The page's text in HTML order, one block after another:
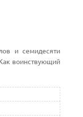
и семидесяти
воинствующий